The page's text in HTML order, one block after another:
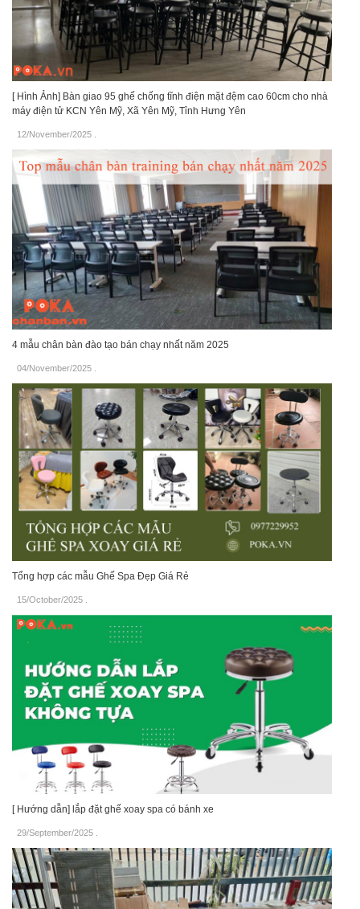
[ Hình Ảnh] Bàn giao 95 ghế chống tĩnh điện mặt đệm cao 60cm cho nhà
máy điện tử KCN Yên Mỹ, Xã Yên Mỹ, Tỉnh Hưng Yên
12/November/2025
4 mẫu chân bàn đào tạo bán chạy nhất năm 2025
04/November/2025
Tổng hợp các mẫu Ghế Spa Đẹp Giá Rẻ
15/October/2025
[ Hướng dẫn] lắp đặt ghế xoay spa có bánh xe
29/September/2025 .